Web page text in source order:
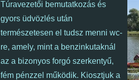
Túravezetői bemutatkozás és
gyors üdvözlés után
természetesen el tudsz menni wc-
re, amely, mint a benzinkutaknál
az a bizonyos forgó szerkentyű,
fém pénzzel működik. Kiosztjuk a